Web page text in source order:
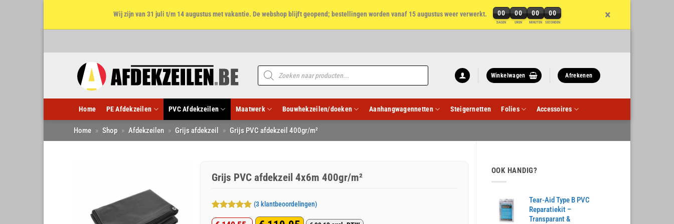
Wij zijn van 31 juli t/m 14 augustus met vakantie. De webshop blijft geopend; bestellingen worden vanaf 15 augustus weer verwerkt. 00
DAGEN
00
UREN
00
MINUTEN
00
SECONDEN
×
Producten
zoeken
Winkelwagen Afrekenen
Home PE Afdekzeilen PVC Afdekzeilen Maatwerk Bouwhekzeilen/doeken Aanhangwagennetten Steigernetten Folies Accessoires
Home » Shop » Afdekzeilen » Grijs afdekzeil » Grijs PVC afdekzeil 400gr/m²
OOK HANDIG?
Tear‑Aid Type B PVC
Reparatiekit –
Transparant &
Grijs PVC afdekzeil 4x6m 400gr/m²
Gewaardeerd
3
(3 klantbeoordelingen)